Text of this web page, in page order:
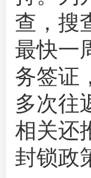
查，搜
最快一
务签证
多次往
相关还
封锁政